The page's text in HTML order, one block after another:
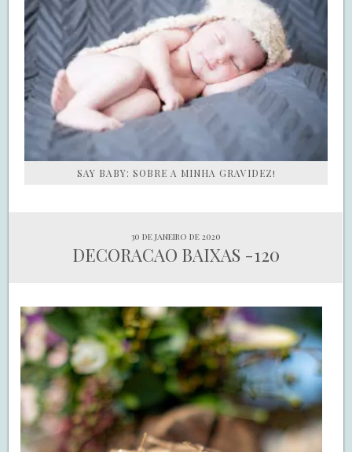
SAY BABY: SOBRE A MINHA GRAVIDEZ!
30 de janeiro de 2020
DECORACAO BAIXAS -120